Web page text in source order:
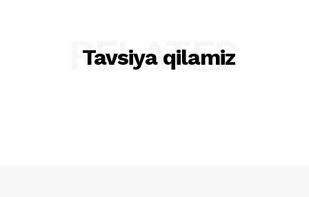
Tavsiya qilamiz
RELATED